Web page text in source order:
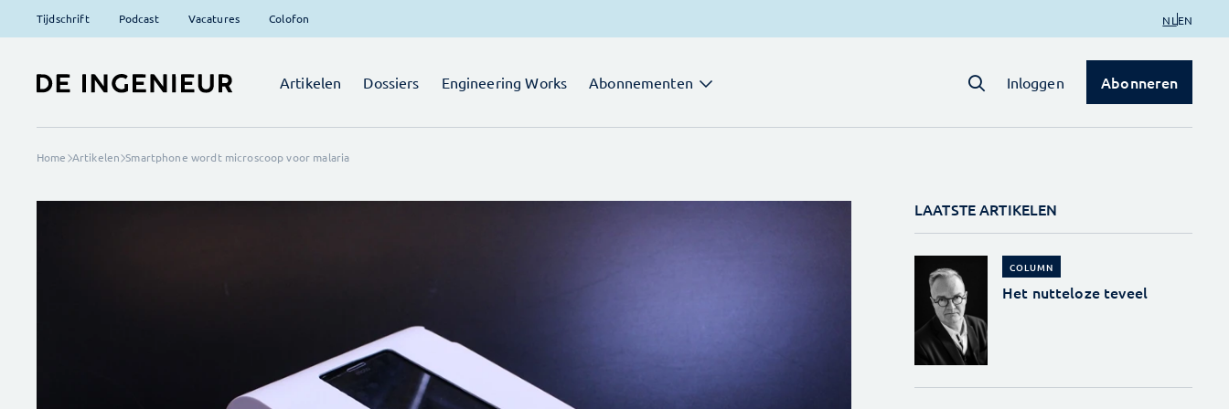
Tijdschrift Podcast Vacatures Colofon NL EN
Artikelen Dossiers Engineering Works Abonnementen Inloggen Abonneren
Home Artikelen Smartphone wordt microscoop voor malaria
LAATSTE ARTIKELEN
COLUMN
Het nutteloze teveel